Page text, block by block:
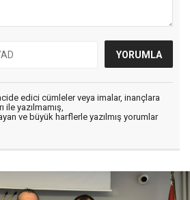
edici cümleler veya imalar, inançlara
ile yazılmamış,
ve büyük harflerle yazılmış yorumlar